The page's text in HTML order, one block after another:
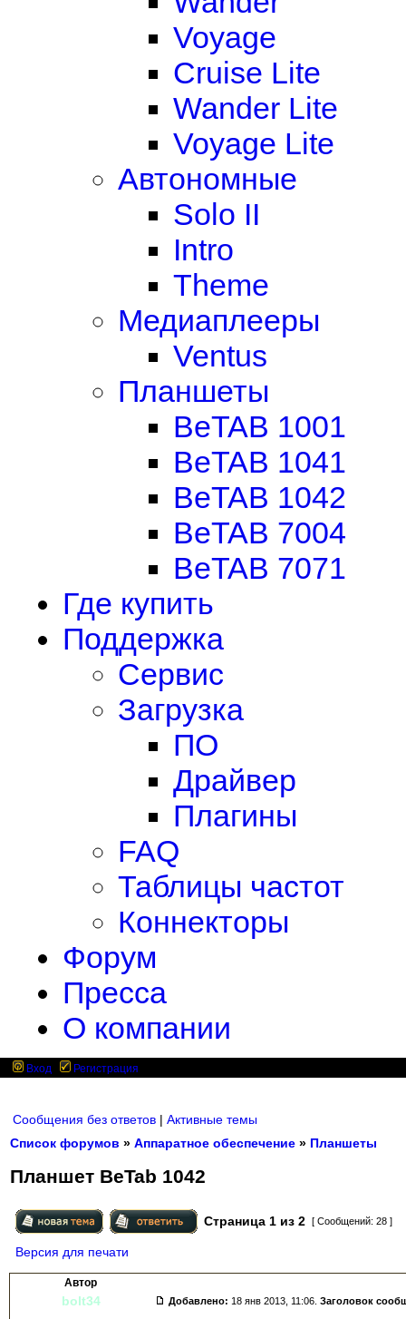
Voyage
Cruise Lite
Wander Lite
Voyage Lite
Автономные
Solo II
Intro
Theme
Медиаплееры
Ventus
Планшеты
BeTAB 1001
BeTAB 1041
BeTAB 1042
BeTAB 7004
BeTAB 7071
Где купить
Поддержка
Сервис
Загрузка
ПО
Драйвер
Плагины
FAQ
Таблицы частот
Коннекторы
Форум
Пресса
О компании
Вход Регистрация
Сообщения без ответов | Активные темы
Список форумов » Аппаратное обеспечение » Планшеты
Планшет BeTab 1042
Страница 1 из 2 [ Сообщений: 28 ]
Версия для печати
Автор
bolt34 Добавлено: 18 янв 2013, 11:06. Заголовок